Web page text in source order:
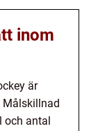
inom
är
Målskillnad
och antal